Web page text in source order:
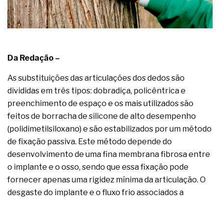
Da Redação –
As substituições das articulações dos dedos são
divididas em três tipos: dobradiça, policêntrica e
preenchimento de espaço e os mais utilizados são
feitos de borracha de silicone de alto desempenho
(polidimetilsiloxano) e são estabilizados por um método
de fixação passiva. Este método depende do
desenvolvimento de uma fina membrana fibrosa entre
o implante e o osso, sendo que essa fixação pode
fornecer apenas uma rigidez mínima da articulação. O
desgaste do implante e o fluxo frio associados a